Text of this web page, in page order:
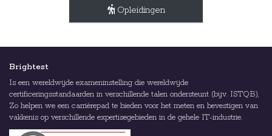
Opleidingen
Brightest
Is een wereldwijde exameninstelling die wereldwijde
certificeringsstandaarden in verschillende talen ondersteunt (bijv. ISTQB),
Zo helpen we een carrièrepad te bieden voor het meten en bevestigen van
vakkenis op verschillende expertisegebieden in de gehele IT-industrie.